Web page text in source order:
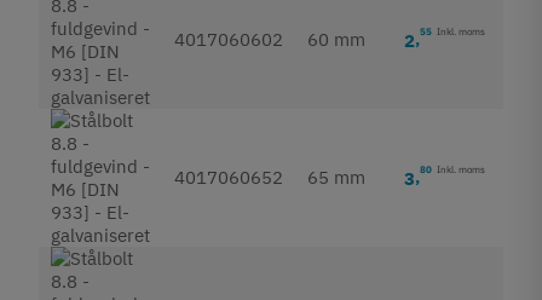
4017060602 60 mm 2,55 Inkl. moms
4017060652 65 mm 3,80 Inkl. moms